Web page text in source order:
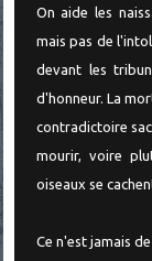
On aide les
mais pas de
devant les
d'honneur. La
contradictoire
mourir, voire
oiseaux se
Ce n'est jamais